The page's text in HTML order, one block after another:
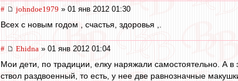
# johndoe1979 » 01 янв 2012 01:30
Всех с новым годом , счастья, здоровья ,.
# Ehidna » 01 янв 2012 01:04
Мои дети, по традиции, елку наряжали самостоятельно. А в
ствол раздвоенный, то есть, у нее две равнозначные